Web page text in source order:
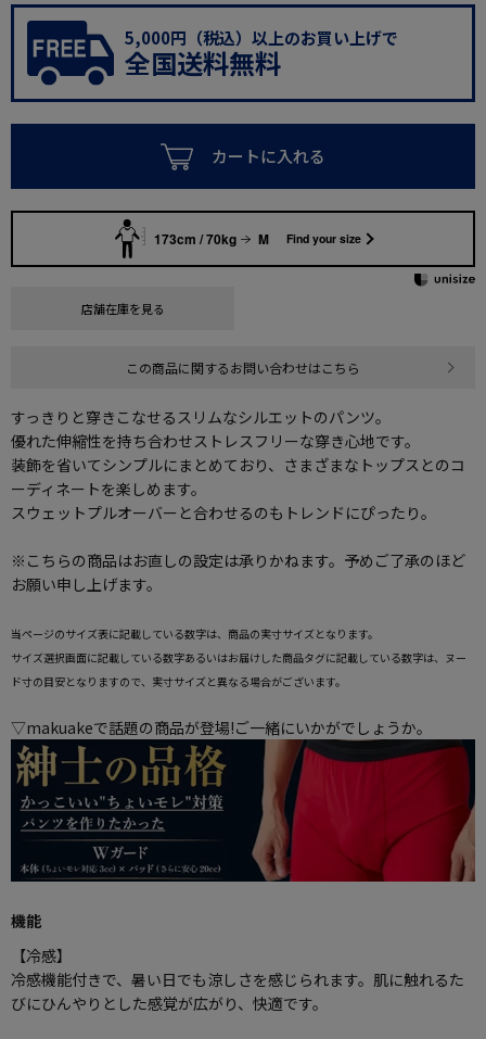
5,000円（税込）以上のお買い上げで
全国送料無料
カートに入れる
173cm / 70kg M Find your size
店舗在庫を見る
この商品に関するお問い合わせはこちら
すっきりと穿きこなせるスリムなシルエットのパンツ。
優れた伸縮性を持ち合わせストレスフリーな穿き心地です。
装飾を省いてシンプルにまとめており、さまざまなトップスとのコ
ーディネートを楽しめます。
スウェットプルオーバーと合わせるのもトレンドにぴったり。
※こちらの商品はお直しの設定は承りかねます。予めご了承のほど
お願い申し上げます。
当ページのサイズ表に記載している数字は、商品の実寸サイズとなります。
サイズ選択画面に記載している数字あるいはお届けした商品タグに記載している数字は、ヌー
ド寸の目安となりますので、実寸サイズと異なる場合がございます。
▽makuakeで話題の商品が登場!ご一緒にいかがでしょうか。
機能
【冷感】
冷感機能付きで、暑い日でも涼しさを感じられます。肌に触れるた
びにひんやりとした感覚が広がり、快適です。